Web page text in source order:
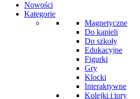
Nowości
Kategorie
Magnetyczne
Do kąpieli
Do szkoły
Edukacyjne
Figurki
Gry
Klocki
Interaktywne
Kolejki i tory